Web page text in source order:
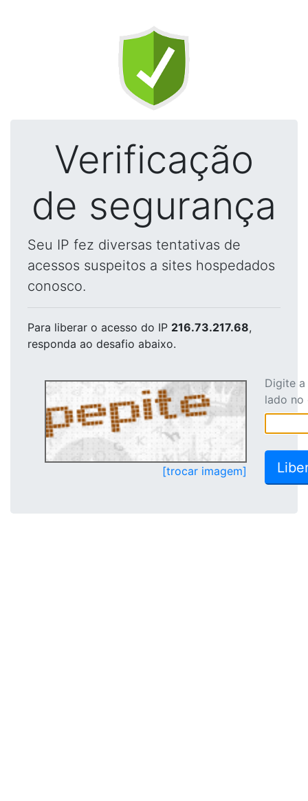
Verificação
de segurança
Seu IP fez diversas tentativas de
acessos suspeitos a sites hospedados
conosco.
Para liberar o acesso do IP 216.73.217.68,
responda ao desafio abaixo.
[trocar imagem]
Digite
lado no